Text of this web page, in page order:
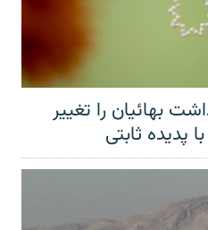
بهائیان را تغییر
پدیده ثابتی